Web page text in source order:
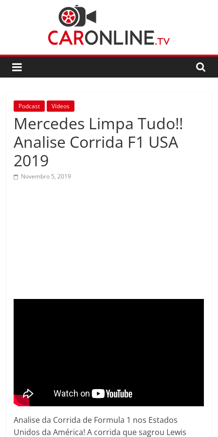
CarOnline.TV
CarOnline.TV
Ensaios
Automóvel
em
Português
Podcast Vídeos
Mercedes Limpa Tudo!!
Analise Corrida F1 USA
2019
Novembro 5, 2019
Analise da Corrida de Formula 1 nos Estados
Unidos da América! A corrida que sagrou Lewis